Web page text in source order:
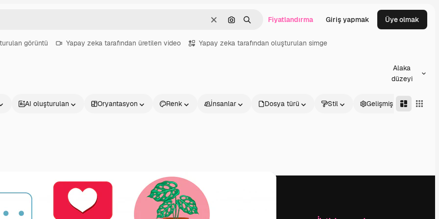
Temizlemek
Görüntüyle ara
AramakFiyatlandırma Giriş yapmak Üye olmak
görüntü Yapay zeka tarafından üretilen video Yapay zeka tarafından oluşturulan simge
Alaka
düzeyi
AI oluşturulan Oryantasyon Renk İnsanlar Dosya türü Stil Gelişmiş